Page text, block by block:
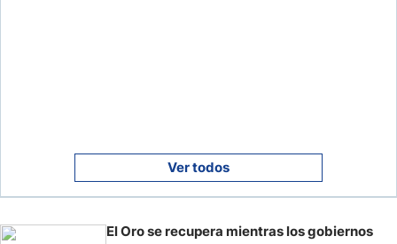
Ver todos
El Oro se recupera mientras los gobiernos